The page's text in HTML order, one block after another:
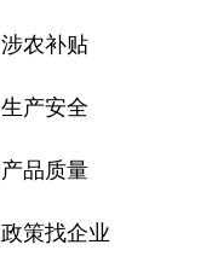
涉农补贴
生产安全
产品质量
政策找企业